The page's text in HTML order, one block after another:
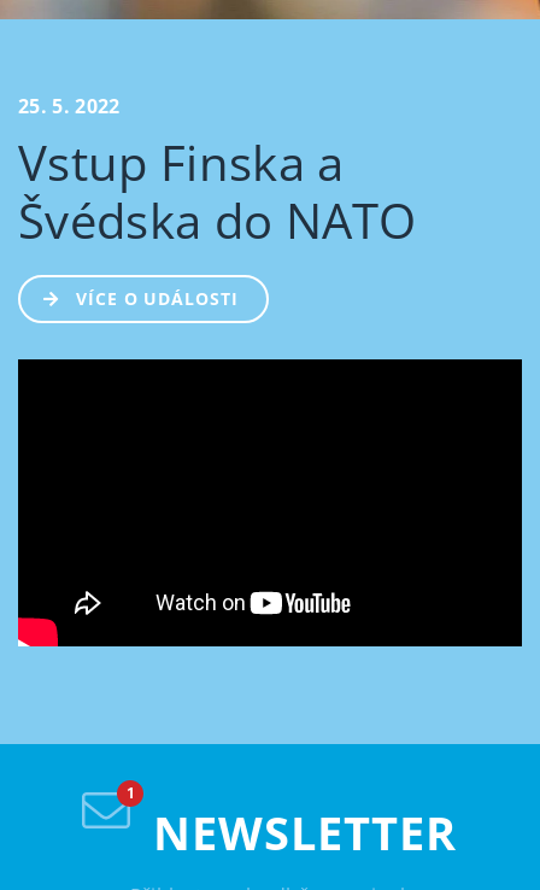
25. 5. 2022
Vstup Finska a
Švédska do NATO
VÍCE O UDÁLOSTI
NEWSLETTER